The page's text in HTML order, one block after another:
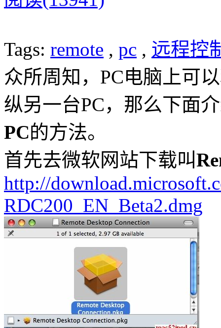
Tags: remote , pc , 远程控
众所周知，PC电脑上可
纵另一台PC，那么下面
PC的方法。
首先去微软网站下载叫
http://
RDC200_EN_Beta2.dmg